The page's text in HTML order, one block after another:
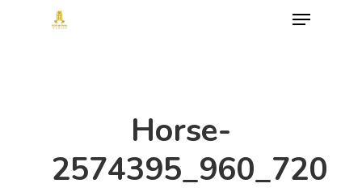
Menu
Horse-
2574395_960_720